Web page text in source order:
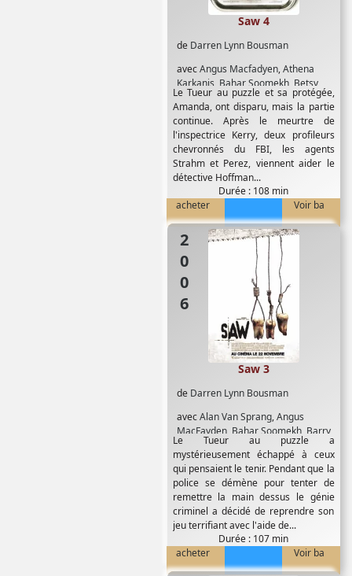
de Darren Lynn Bousman
avecAngus Macfadyen,Athena
Karkanis Bahar Soomekh, Betsy
Russell, Billy Otis,Costas Mandylor,
David Boyce ,Dina Meyer,Donnie
Wahlberg
,Emmanuelle Vaugier,
Ingrid Hart, James Van Patten,Justin
Louis,Lyriq Bent Marty Adams,
Mike Realba,Sarain Boylan ,Scott
Patterson,Shawnee Smith
Reynolds,Tobin Bell
Saw 4
Le Tueur au puzzle et sa protégée,
Amanda, ont disparu, mais la partie
continue. Après le meurtre de
l'inspectrice Kerry, deux profileurs
chevronnés du FBI, les agents
Strahm et Perez, viennent aider le
détective Hoffman...
Durée : 108 min
acheter
Voir ba
2006
de Darren Lynn Bousman
avecAlan Van Sprang,Angus
MacFayden, Bahar Soomekh, Barry
Flatman,Betsy Russell Bill Vibert
Costas Mandylor, Dan Sudek ,Debra
McCabe,Dina Meyer ,Dylan
Trowbridge,J. LaRose,Jane Luk,
Kelly Jones, Kim Roberts,Lyriq Bent,
Mark Poyser,Mpho Koaho,Niamh
Wilson,Nicholas Kaegi,Shawnee
Smith,Tim Burd,Tobin Bell
Saw 3
Le Tueur au puzzle a
mystérieusement échappé à ceux
qui pensaient le tenir. Pendant que la
police se démène pour tenter de
remettre la main dessus le génie
criminel a décidé de reprendre son
jeu terrifiant avec l'aide de...
Durée : 107 min
acheter
Voir ba